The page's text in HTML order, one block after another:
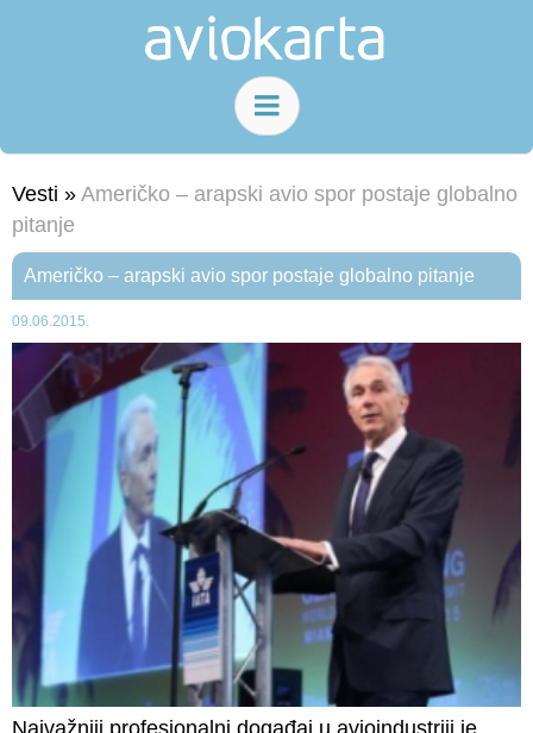
Vesti » Američko – arapski avio spor postaje globalno
pitanje
Američko – arapski avio spor postaje globalno pitanje
09.06.2015.
Najvažniji profesionalni događaj u avioindustriji je